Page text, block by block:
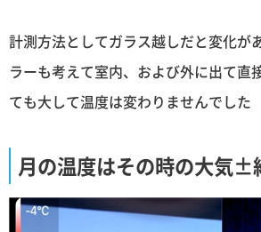
計測方法としてガラス越しだと変化が
ラーも考えて室内、および外に出て直
ても大して温度は変わりませんでした
月の温度はその時の大気